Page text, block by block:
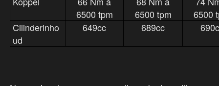
6500 tpm
6500 tpm
6500
Cilinderinho
ud
649cc 689cc